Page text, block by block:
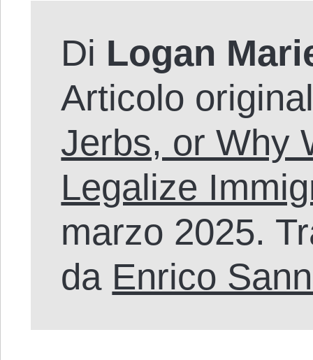
Di Logan
Articolo
Jerbs, or Why
Legalize
marzo 2025.
da Enrico